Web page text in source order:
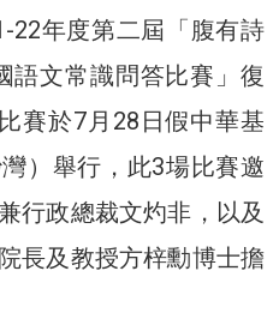
22年度第二屆「腹有詩
文常識問答比賽」復
賽於7月28日假中華基
）舉行，此3場比賽邀
行政總裁文灼非，以及
長及教授方梓勳博士擔